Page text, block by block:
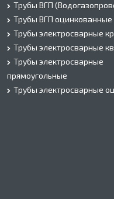
Трубы ВГП
Трубы ВГП оцинкованные
Трубы электросварные
Трубы электросварные
Трубы электросварные
прямоугольные
Трубы электросварные